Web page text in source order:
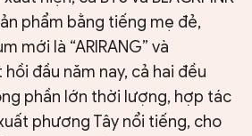
phẩm bằng tiếng mẹ đẻ,
mới là “ARIRANG” và
hồi đầu năm nay, cả hai đều
phần lớn thời lượng, hợp tác
phương Tây nổi tiếng, cho